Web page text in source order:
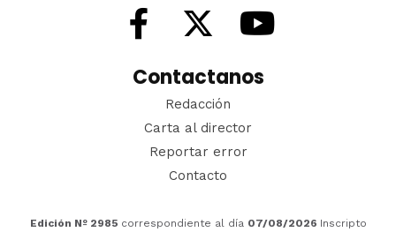
Contactanos
Redacción
Carta al director
Reportar error
Contacto
Edición Nº 2985 correspondiente al día 07/08/2026 Inscripto